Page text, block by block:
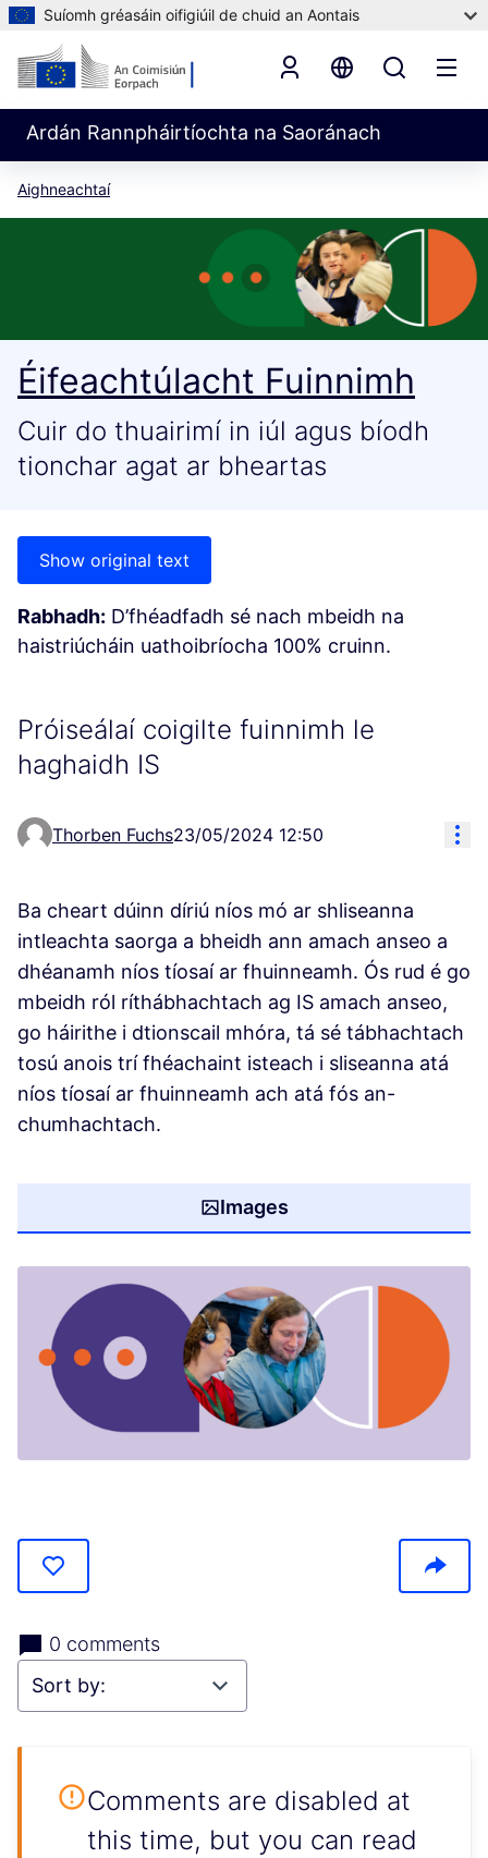
Suíomh gréasáin oifigiúil de chuid an Aontais
Ardán Rannpháirtíochta na Saoránach
Aighneachtaí
Éifeachtúlacht Fuinnimh
Cuir do thuairimí in iúl agus bíodh
tionchar agat ar bheartas
Show original text
Rabhadh: D’fhéadfadh sé nach mbeidh na
haistriúcháin uathoibríocha 100% cruinn.
Próiseálaí coigilte fuinnimh le
haghaidh IS
Thorben Fuchs23/05/2024 12:50
Ba cheart dúinn díriú níos mó ar shliseanna
intleachta saorga a bheidh ann amach anseo a
dhéanamh níos tíosaí ar fhuinneamh. Ós rud é go
mbeidh ról ríthábhachtach ag IS amach anseo,
go háirithe i dtionscail mhóra, tá sé tábhachtach
tosú anois trí fhéachaint isteach i sliseanna atá
níos tíosaí ar fhuinneamh ach atá fós an-
chumhachtach.
Images
0 comments
Comments are disabled at
this time, but you can read